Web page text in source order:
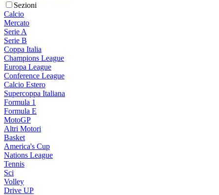
Sezioni
Calcio
Mercato
Serie A
Serie B
Coppa Italia
Champions League
Europa League
Conference League
Calcio Estero
Supercoppa Italiana
Formula 1
Formula E
MotoGP
Altri Motori
Basket
America's Cup
Nations League
Tennis
Sci
Volley
Drive UP